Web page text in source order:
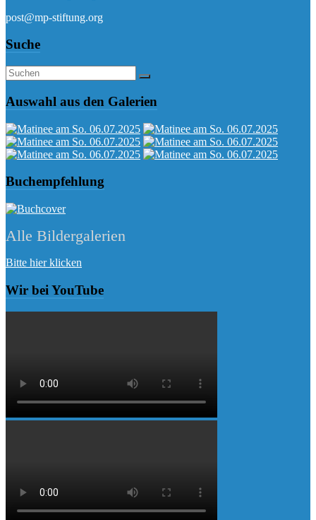
post@mp-stiftung.org
Suche
Auswahl aus den Galerien
Buchempfehlung
Alle Bildergalerien
Bitte hier klicken
Wir bei YouTube